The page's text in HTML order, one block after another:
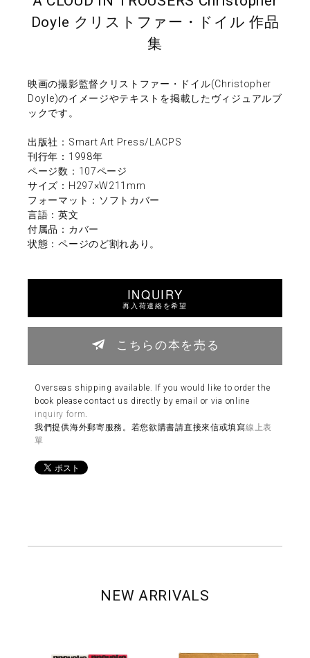
Doyle クリストファー・ドイル 作品
集
映画の撮影監督クリストファー・ドイル(Christopher
Doyle)のイメージやテキストを掲載したヴィジュアルブ
ックです。
出版社：Smart Art Press/LACPS
刊行年：1998年
ページ数：107ページ
サイズ：H297×W211mm
フォーマット：ソフトカバー
言語：英文
付属品：カバー
状態：ページのど割れあり。
INQUIRY
再入荷連絡を希望
こちらの本を売る
Overseas shipping available. If you would like to order the
book please contact us directly by email or via online
inquiry form
我們提供海外郵寄服務。若您欲購書請直接來信或填寫線上表
單
NEW ARRIVALS